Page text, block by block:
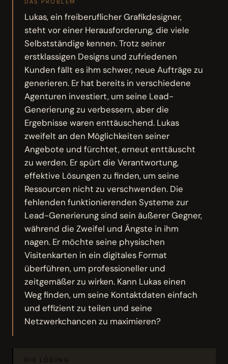
DAS PROBLEM
Lukas, ein freiberuflicher Grafikdesigner,
steht vor einer Herausforderung, die viele
Selbstständige kennen. Trotz seiner
erstklassigen Designs und zufriedenen
Kunden fällt es ihm schwer, neue Aufträge zu
generieren. Er hat bereits in verschiedene
Agenturen investiert, um seine Lead-
Generierung zu verbessern, aber die
Ergebnisse waren enttäuschend. Lukas
zweifelt an den Möglichkeiten seiner
Angebote und fürchtet, erneut enttäuscht
zu werden. Er spürt die Verantwortung,
effektive Lösungen zu finden, um seine
Ressourcen nicht zu verschwenden. Die
fehlenden funktionierenden Systeme zur
Lead-Generierung sind sein äußerer Gegner,
während die Zweifel und Ängste in ihm
nagen. Er möchte seine physischen
Visitenkarten in ein digitales Format
überführen, um professioneller und
zeitgemäßer zu wirken. Kann Lukas einen
Weg finden, um seine Kontaktdaten einfach
und effizient zu teilen und seine
Netzwerkchancen zu maximieren?
DIE LÖSUNG